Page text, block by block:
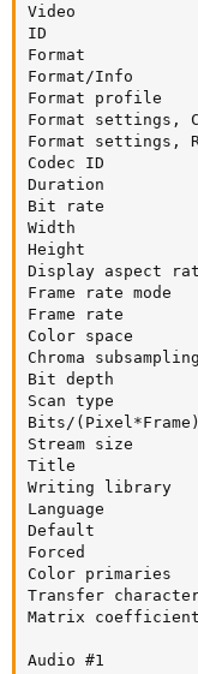
Video
ID
Format
Format/Info
Format
Format
Format
Codec ID
Duration
Bit rate
Width
Height
Display
Frame rate
Frame rate
Color space
Chroma
Bit depth
Scan type
Bits/
Stream size
Title
Writing library
Language
Default
Forced
Color
Transfer
Matrix
Audio #1